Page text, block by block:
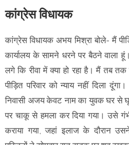
कांग्रेस विधायक
कांग्रेस विधायक अभय मिश्रा बोले- मैं
कार्यालय के सामने धरने पर बैठने वाला
लगे कि रीवा में क्या हो रहा है। मैं तब
पीड़ित परिवार को न्याय नहीं दिला
निवासी अजय केवट नाम का युवक घर से
पर चाकू से हमला कर दिया गया। उसे
कराया गया, जहां इलाज के दौरान